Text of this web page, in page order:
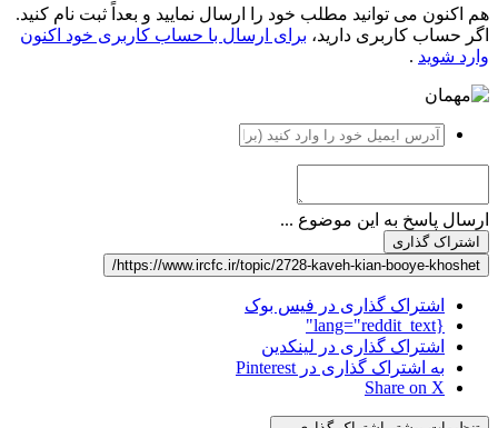
هم اکنون می توانید مطلب خود را ارسال نمایید و بعداً ثبت نام کنید.
اگر حساب کاربری دارید، برای ارسال با حساب کاربری خود اکنون
وارد شوید .
ارسال پاسخ به این موضوع ...
اشتراک گذاری
https://www.ircfc.ir/topic/2728-kaveh-kian-booye-khoshet/
اشتراک گذاری در فیس بوک
{lang="reddit_text"
اشتراک گذاری در لینکدین
به اشتراک گذاری در Pinterest
Share on X